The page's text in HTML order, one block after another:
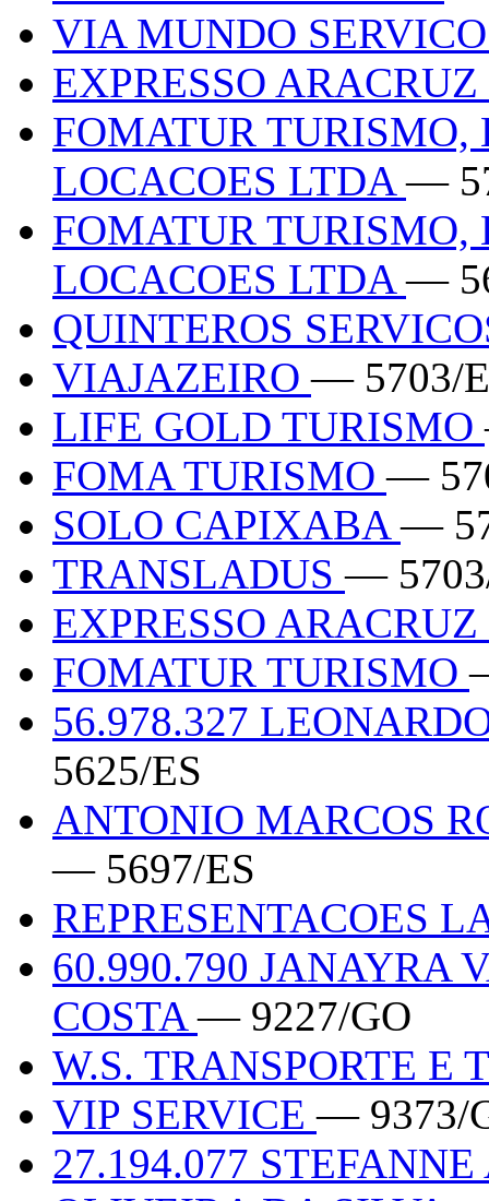
VIA MUNDO
EXPRESSO
FOMATUR TURISMO,
LOCACOES LTDA—
FOMATUR TURISMO,
LOCACOES LTDA—
QUINTEROS
VIAJAZEIRO— 5703/
LIFE GOLD TURISMO
FOMA TURISMO—
SOLO CAPIXABA—
TRANSLADUS—
EXPRESSO
FOMATUR TURISMO
56.978.327
5625/ES
ANTONIO MARCOS
— 5697/ES
REPRESENTACOES
60.990.790 JANAYRA
COSTA— 9227/GO
W.S. TRANSPORTE E
VIP SERVICE— 9373/
27.194.077